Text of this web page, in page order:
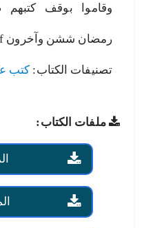
وقاموا بوقف كتبهم
رمضان ششن وآخرون pdf.
تصنيفات الكتاب: كتب
ملفات الكتاب: